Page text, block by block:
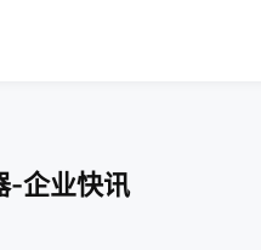
-企业快讯